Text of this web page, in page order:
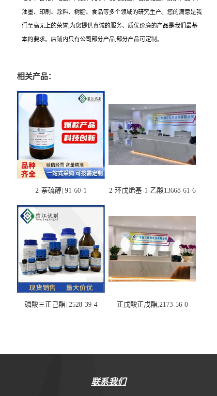
油墨、印刷、涂料、树脂、食品等多个领域的研究生产。您的满意是我
们至高无上的荣誉,为您提供真诚的服务、质优价廉的产品是我们最基
本的要求。店铺内只有公司部分产品,部分产品可定制。
相关产品：
2-萘硫醇| 91-60-1 2-环戊烯基-1-乙酸13668-61-6
磷酸三正己酯| 2528-39-4 正戊酸正戊酯,2173-56-0
联系我们